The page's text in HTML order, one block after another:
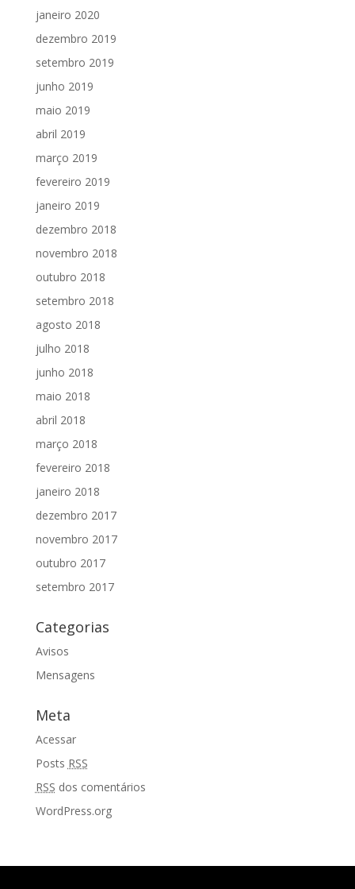
janeiro 2020
dezembro 2019
setembro 2019
junho 2019
maio 2019
abril 2019
março 2019
fevereiro 2019
janeiro 2019
dezembro 2018
novembro 2018
outubro 2018
setembro 2018
agosto 2018
julho 2018
junho 2018
maio 2018
abril 2018
março 2018
fevereiro 2018
janeiro 2018
dezembro 2017
novembro 2017
outubro 2017
setembro 2017
Categorias
Avisos
Mensagens
Meta
Acessar
Posts RSS
RSS dos comentários
WordPress.org